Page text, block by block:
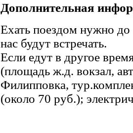
Дополнительная
Ехать поездом нужно
нас будут встречать.
Если едут в другое
(площадь ж.д. вокзал,
Филипповка,
(около 70 руб.);